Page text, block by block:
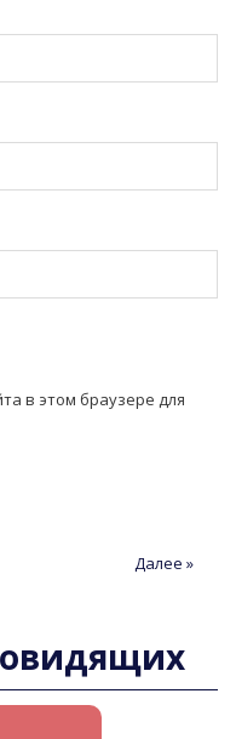
в этом браузере для
Далее »